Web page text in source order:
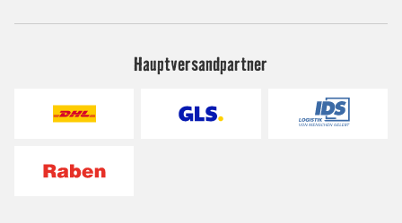
Hauptversandpartner